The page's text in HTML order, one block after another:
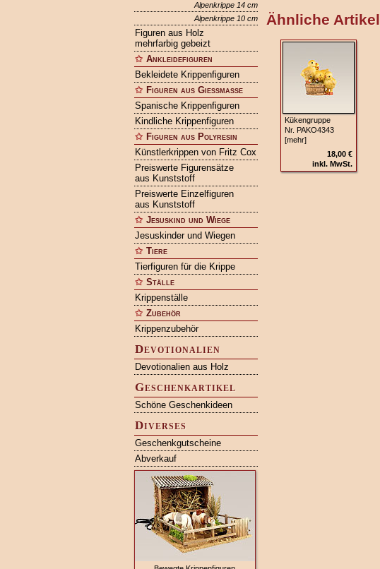
Alpenkrippe 14 cm
Alpenkrippe 10 cm
Figuren aus Holz
mehrfarbig gebeizt
Ankleidefiguren
Bekleidete Krippenfiguren
Figuren aus Gießmasse
Spanische Krippenfiguren
Kindliche Krippenfiguren
Figuren aus Polyresin
Künstlerkrippen von Fritz Cox
Preiswerte Figurensätze
aus Kunststoff
Preiswerte Einzelfiguren
aus Kunststoff
Jesuskind und Wiege
Jesuskinder und Wiegen
Tiere
Tierfiguren für die Krippe
Ställe
Krippenställe
Zubehör
Krippenzubehör
Devotionalien
Devotionalien aus Holz
Geschenkartikel
Schöne Geschenkideen
Diverses
Geschenkgutscheine
Abverkauf
Ähnliche Artikel
Kükengruppe
Nr. PAKO4343
[mehr]
18,00 €
inkl. MwSt.